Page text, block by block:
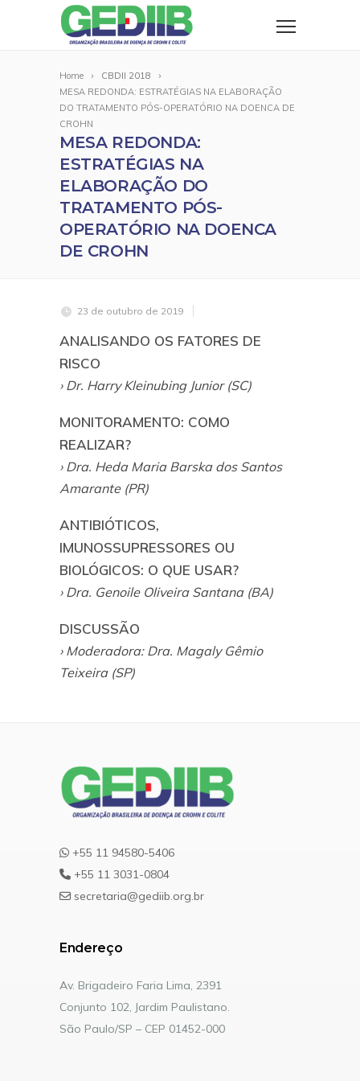
Home
CBDII 2018
MESA REDONDA: ESTRATÉGIAS NA ELABORAÇÃO
DO TRATAMENTO PÓS-OPERATÓRIO NA DOENCA DE
CROHN
MESA REDONDA:
ESTRATÉGIAS NA
ELABORAÇÃO DO
TRATAMENTO PÓS-
OPERATÓRIO NA DOENCA
DE CROHN
23 de outubro de 2019
ANALISANDO OS FATORES DE
RISCO
› Dr. Harry Kleinubing Junior (SC)
MONITORAMENTO: COMO
REALIZAR?
› Dra. Heda Maria Barska dos Santos
Amarante (PR)
ANTIBIÓTICOS,
IMUNOSSUPRESSORES OU
BIOLÓGICOS: O QUE USAR?
› Dra. Genoile Oliveira Santana (BA)
DISCUSSÃO
› Moderadora: Dra. Magaly Gêmio
Teixeira (SP)
+55 11 94580-5406
+55 11 3031-0804
secretaria@gediib.org.br
Endereço
Av. Brigadeiro Faria Lima, 2391
Conjunto 102, Jardim Paulistano.
São Paulo/SP – CEP 01452-000